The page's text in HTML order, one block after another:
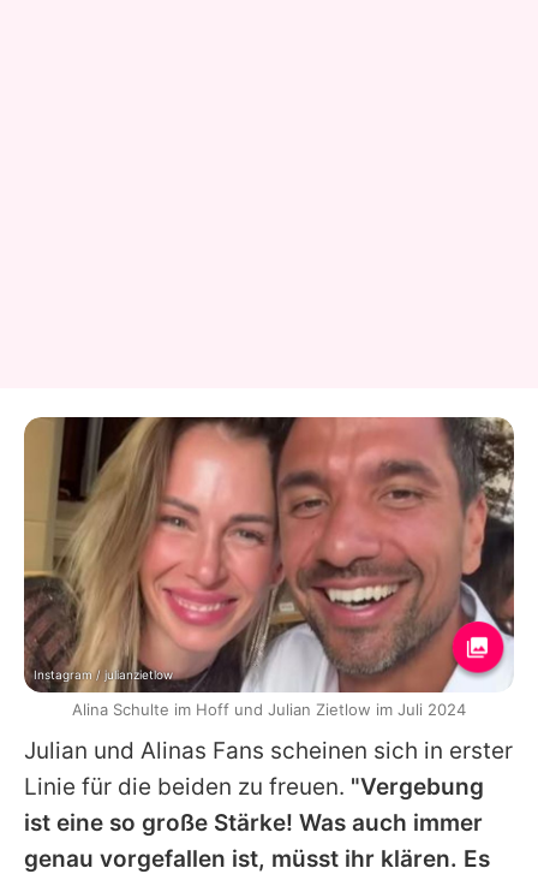
Julian und Alinas Fans scheinen sich in erster
Linie für die beiden zu freuen. "Vergebung
ist eine so große Stärke! Was auch immer
genau vorgefallen ist, müsst ihr klären. Es
Instagram / julianzietlow
Alina Schulte im Hoff und Julian Zietlow im Juli 2024